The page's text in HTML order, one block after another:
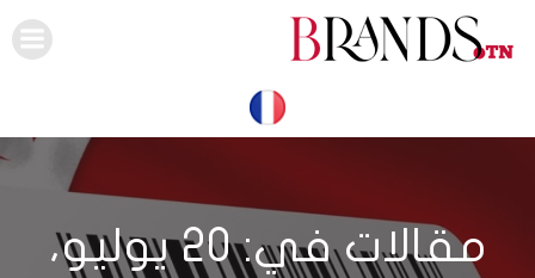
مقالات في: 20 يوليو،